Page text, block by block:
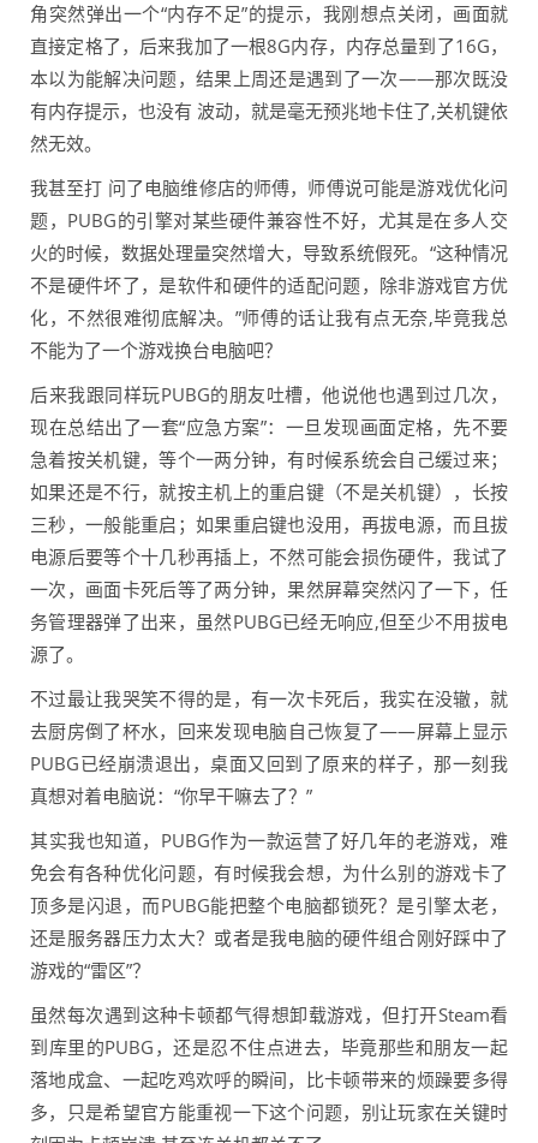
角突然弹出一个“内存不足”的提示，我刚想点关闭，画面就
直接定格了，后来我加了一根8G内存，内存总量到了16G，
本以为能解决问题，结果上周还是遇到了一次——那次既没
有内存提示，也没有 波动，就是毫无预兆地卡住了,关机键依
然无效。
我甚至打 问了电脑维修店的师傅，师傅说可能是游戏优化问
题，PUBG的引擎对某些硬件兼容性不好，尤其是在多人交
火的时候，数据处理量突然增大，导致系统假死。“这种情况
不是硬件坏了，是软件和硬件的适配问题，除非游戏官方优
化，不然很难彻底解决。”师傅的话让我有点无奈,毕竟我总
不能为了一个游戏换台电脑吧？
后来我跟同样玩PUBG的朋友吐槽，他说他也遇到过几次，
现在总结出了一套“应急方案”：一旦发现画面定格，先不要
急着按关机键，等个一两分钟，有时候系统会自己缓过来；
如果还是不行，就按主机上的重启键（不是关机键），长按
三秒，一般能重启；如果重启键也没用，再拔电源，而且拔
电源后要等个十几秒再插上，不然可能会损伤硬件，我试了
一次，画面卡死后等了两分钟，果然屏幕突然闪了一下，任
务管理器弹了出来，虽然PUBG已经无响应,但至少不用拔电
源了。
不过最让我哭笑不得的是，有一次卡死后，我实在没辙，就
去厨房倒了杯水，回来发现电脑自己恢复了——屏幕上显示
PUBG已经崩溃退出，桌面又回到了原来的样子，那一刻我
真想对着电脑说：“你早干嘛去了？”
其实我也知道，PUBG作为一款运营了好几年的老游戏，难
免会有各种优化问题，有时候我会想，为什么别的游戏卡了
顶多是闪退，而PUBG能把整个电脑都锁死？是引擎太老，
还是服务器压力太大？或者是我电脑的硬件组合刚好踩中了
游戏的“雷区”？
虽然每次遇到这种卡顿都气得想卸载游戏，但打开Steam看
到库里的PUBG，还是忍不住点进去，毕竟那些和朋友一起
落地成盒、一起吃鸡欢呼的瞬间，比卡顿带来的烦躁要多得
多，只是希望官方能重视一下这个问题，别让玩家在关键时